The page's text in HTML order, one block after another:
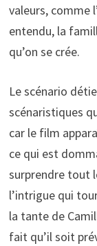
valeurs, comme
entendu, la
qu’on se crée.
Le scénario
scénaristiques
car le film
ce qui est
surprendre tout
l’intrigue qui
la tante de
fait qu’il soit